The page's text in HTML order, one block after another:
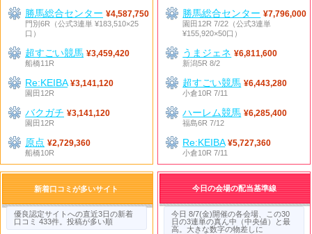
勝馬総合センター ¥4,587,750
門別6R（公式3連単 ¥183,510×25
口）
超すごい競馬 ¥3,459,420
船橋11R
Re:KEIBA ¥3,141,120
園田12R
バクガチ ¥3,141,120
園田12R
原点 ¥2,729,360
船橋10R
勝馬総合センター ¥7,796,000
園田12R 7/22（公式3連単
¥155,920×50口）
うまジェネ ¥6,811,600
新潟5R 8/2
超すごい競馬 ¥6,443,280
小倉10R 7/11
ハーレム競馬 ¥6,285,400
福島6R 7/12
Re:KEIBA ¥5,727,360
小倉10R 7/11
新着口コミが多いサイト
優良認定サイトへの直近3日の新着
口コミ 433件。投稿が多い順
今日の会場の配当基準線
今日 8/7(金)開催の各会場、この30
日の3連単の真ん中（中央値）と最
高。大きな数字の物差しに